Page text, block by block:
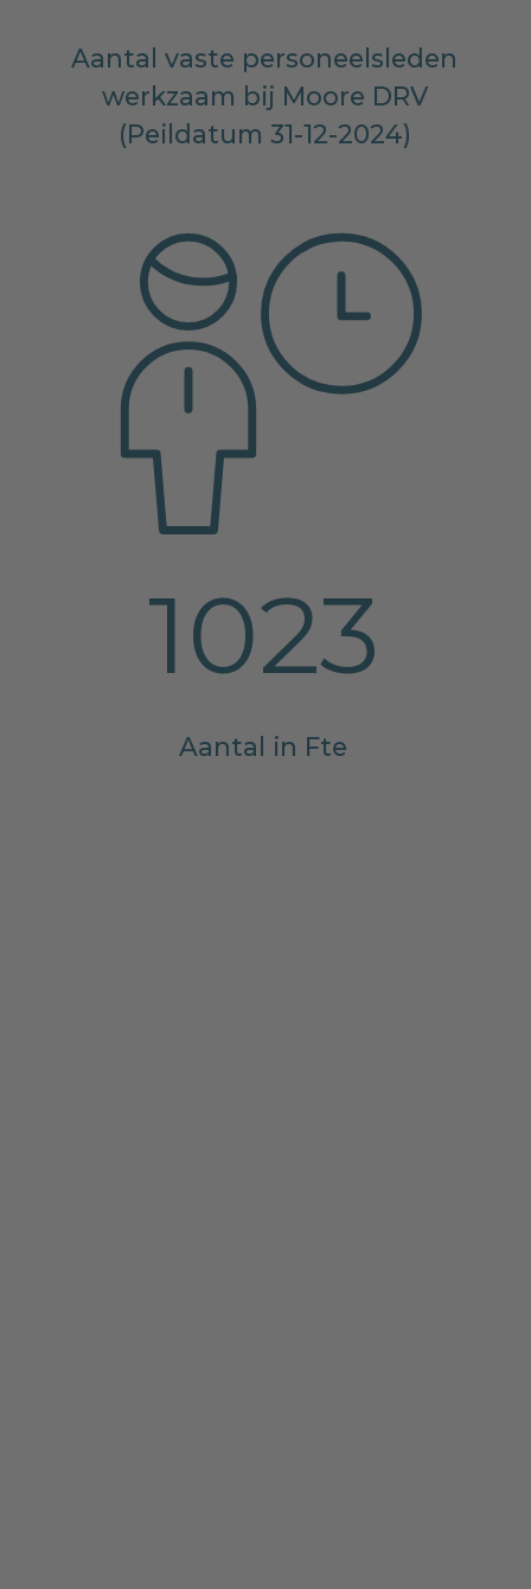
Aantal in Fte
1023
Aantal vaste personeelsleden
werkzaam bij Moore DRV
(Peildatum 31-12-2024)